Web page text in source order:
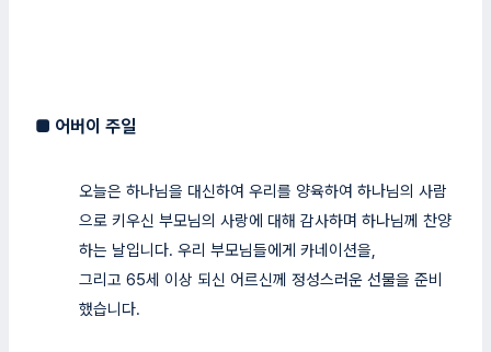
■ 어버이 주일
오늘은 하나님을 대신하여 우리를 양육하여 하나님의 사람
으로 키우신 부모님의 사랑에 대해 감사하며 하나님께 찬양
하는 날입니다. 우리 부모님들에게 카네이션을,
그리고 65세 이상 되신 어르신께 정성스러운 선물을 준비
했습니다.